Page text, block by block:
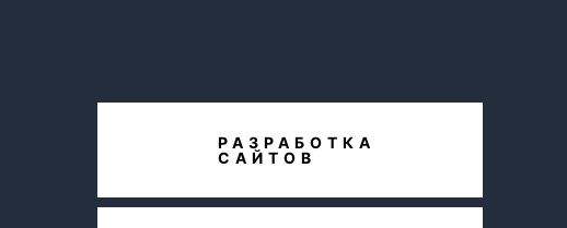
РАЗРАБОТКА
САЙТОВ